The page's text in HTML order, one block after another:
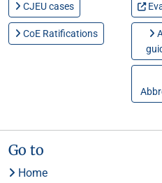
CJEU cases
CoE Ratifications
Go to
Home